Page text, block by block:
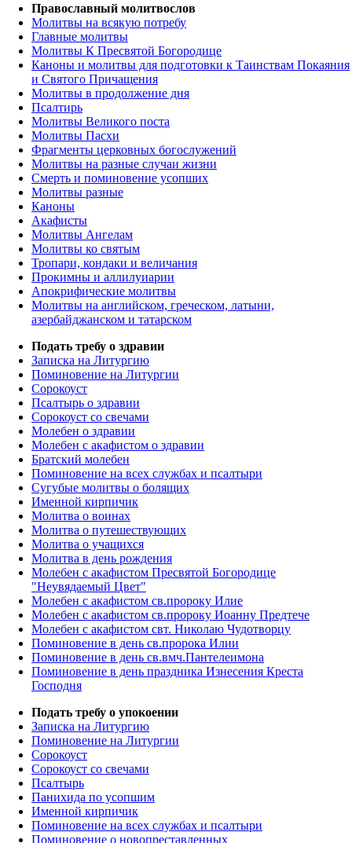
Православный молитвослов
Молитвы на всякую потребу
Главные молитвы
Молитвы К Пресвятой Богородице
Каноны и молитвы для подготовки к Таинствам Покаяния
и Святого Причащения
Молитвы в продолжение дня
Псалтирь
Молитвы Великого поста
Молитвы Пасхи
Фрагменты церковных богослужений
Молитвы на разные случаи жизни
Смерть и поминовение усопших
Молитвы разные
Каноны
Акафисты
Молитвы Ангелам
Молитвы ко святым
Тропари, кондаки и величания
Прокимны и аллилуиарии
Апокрифические молитвы
Молитвы на английском, греческом, латыни,
азербайджанском и татарском
Подать требу о здравии
Записка на Литургию
Поминовение на Литургии
Сорокоуст
Псалтырь о здравии
Сорокоуст со свечами
Молебен о здравии
Молебен с акафистом о здравии
Братский молебен
Поминовение на всех службах и псалтыри
Сугубые молитвы о болящих
Именной кирпичик
Молитва о воинах
Молитва о путешествующих
Молитва о учащихся
Молитва в день рождения
Молебен с акафистом Пресвятой Богородице
"Неувядаемый Цвет"
Молебен с акафистом св.пророку Илие
Молебен с акафистом св.пророку Иоанну Предтече
Молебен с акафистом свт. Николаю Чудотворцу
Поминовение в день св.пророка Илии
Поминовение в день св.вмч.Пантелеимона
Поминовение в день праздника Изнесения Креста
Господня
Подать требу о упокоении
Записка на Литургию
Поминовение на Литургии
Сорокоуст
Сорокоуст со свечами
Псалтырь
Панихида по усопшим
Именной кирпичик
Поминовение на всех службах и псалтыри
Поминовение о новопреставленных